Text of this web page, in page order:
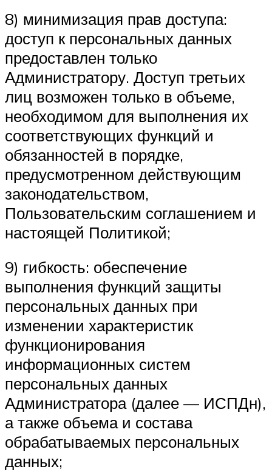
8) минимизация прав доступа:
доступ к персональных данных
предоставлен только
Администратору. Доступ третьих
лиц возможен только в объеме,
необходимом для выполнения их
соответствующих функций и
обязанностей в порядке,
предусмотренном действующим
законодательством,
Пользовательским соглашением и
настоящей Политикой;
9) гибкость: обеспечение
выполнения функций защиты
персональных данных при
изменении характеристик
функционирования
информационных систем
персональных данных
Администратора (далее — ИСПДн),
а также объема и состава
обрабатываемых персональных
данных;